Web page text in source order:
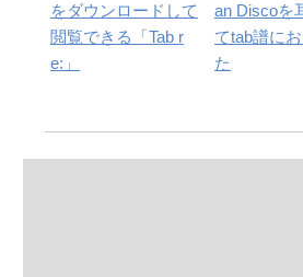
をダウンロードして
閲覧できる「Tab r
e:」
an Discoを
てtab譜に
た